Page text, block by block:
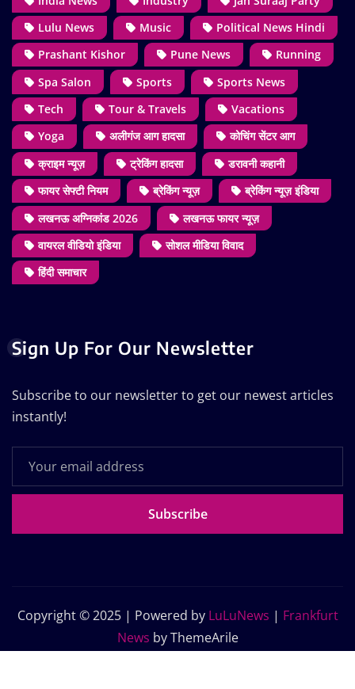
Lulu News
Music
Political News Hindi
Prashant Kishor
Pune News
Running
Spa Salon
Sports
Sports News
Tech
Tour & Travels
Vacations
Yoga
अलीगंज आग हादसा
कोचिंग सेंटर आग
क्राइम न्यूज़
ट्रेकिंग हादसा
डरावनी कहानी
फायर सेफ्टी नियम
ब्रेकिंग न्यूज़
ब्रेकिंग न्यूज़ इंडिया
लखनऊ अग्निकांड 2026
लखनऊ फायर न्यूज़
वायरल वीडियो इंडिया
सोशल मीडिया विवाद
हिंदी समाचार
Sign Up For Our Newsletter
Subscribe to our newsletter to get our newest articles
instantly!
Subscribe
Copyright © 2025 | Powered by LuLuNews | Frankfurt
News by ThemeArile